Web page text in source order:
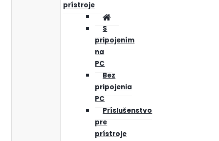
prístroje
S
pripojením
na
PC
Bez
pripojenia
PC
Príslušenstvo
pre
prístroje